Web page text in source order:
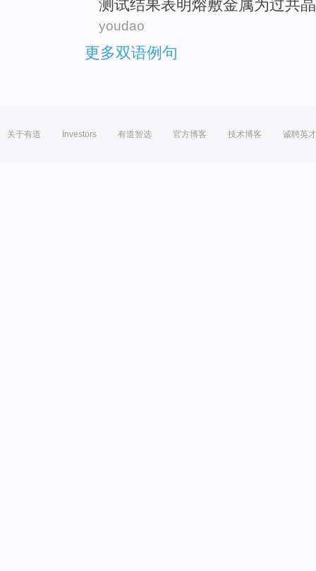
测试结果表明熔敷金属为过共
youdao
更多双语例句
关于有道 Investors 有道智选 官方博客 技术博客 诚聘英才